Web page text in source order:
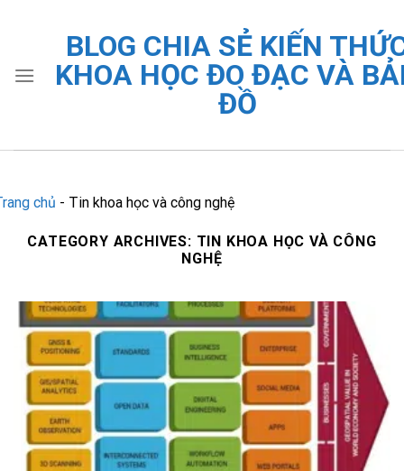
BLOG CHIA SẺ KIẾN
KHOA HỌC ĐO ĐẠC VÀ
ĐỒ
chủ - Tin khoa học và công nghệ
CATEGORY ARCHIVES: TIN KHOA HỌC VÀ CÔNG
NGHỆ